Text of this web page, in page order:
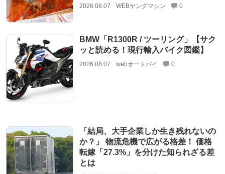
2026.08.07 WEBヤングマシン 0
BMW「R1300R / ツーリング」【サク
ッと読める！現行輸入バイク図鑑】
2026.08.07 webオートバイ 0
「結局、大手企業しか生き残れないの
か？」 物流危機で広がる格差！ 価格
転嫁「27.3%」を分けた知られざる差
とは